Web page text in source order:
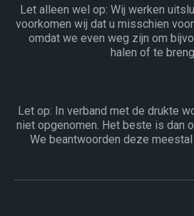
Let alleen wel op: Wij werken
voorkomen wij dat u misschien
omdat we even weg zijn om
halen of te
Let op: In verband met de drukte
niet opgenomen. Het beste is dan
We beantwoorden deze